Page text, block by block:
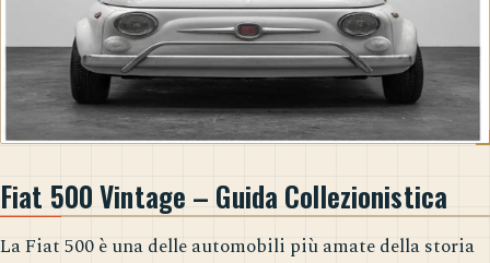
Fiat 500 Vintage – Guida Collezionistica
La Fiat 500 è una delle automobili più amate della storia